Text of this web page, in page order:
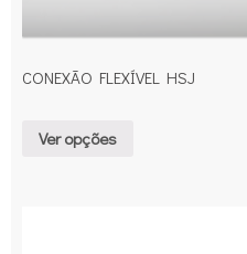
CONEXÃO FLEXÍVEL HSJ
Ver opções